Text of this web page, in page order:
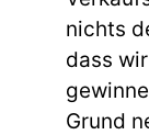
nichts
dass
Grund